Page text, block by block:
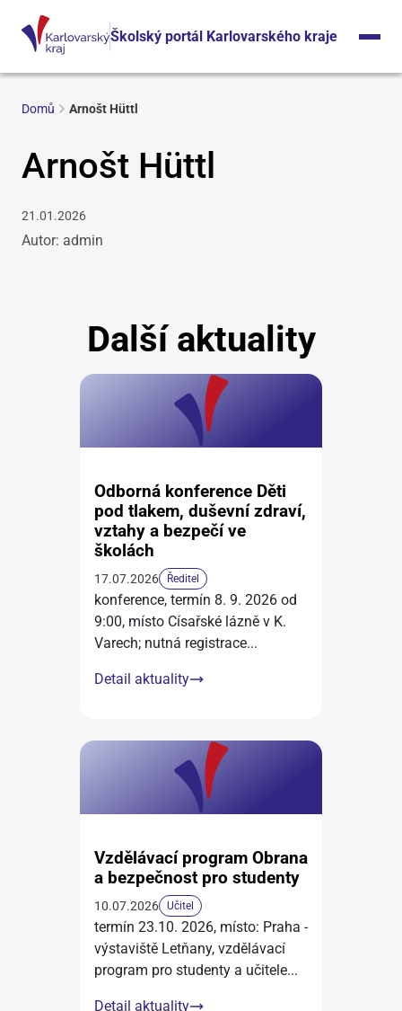
Školský portál Karlovarského kraje
Domů Arnošt Hüttl
Arnošt Hüttl
21.01.2026
Autor: admin
Další aktuality
Odborná konference Děti
pod tlakem, duševní zdraví,
vztahy a bezpečí ve
školách
17.07.2026 Ředitel
konference, termín 8. 9. 2026 od
9:00, místo Císařské lázně v K.
Varech; nutná registrace...
Detail aktuality
Vzdělávací program Obrana
a bezpečnost pro studenty
10.07.2026 Učitel
termín 23.10. 2026, místo: Praha -
výstaviště Letňany, vzdělávací
program pro studenty a učitele...
Detail aktuality